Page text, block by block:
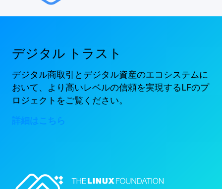
デジタル トラスト
デジタル商取引とデジタル資産のエコシステムに
おいて、より高いレベルの信頼を実現するLFのプ
ロジェクトをご覧ください。
詳細はこちら